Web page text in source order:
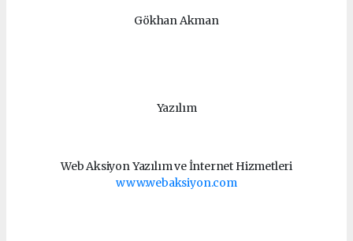
Gökhan Akman
Yazılım
Web Aksiyon Yazılım ve İnternet Hizmetleri
www.webaksiyon.com